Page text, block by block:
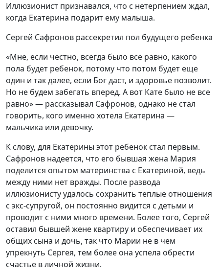
Иллюзионист признавался, что с нетерпением ждал,
когда Екатерина подарит ему малыша.
Сергей Сафронов рассекретил пол будущего ребенка
«Мне, если честно, всегда было все равно, какого
пола будет ребенок, потому что потом будет еще
один и так далее, если Бог даст, и здоровье позволит.
Но не будем забегать вперед. А вот Кате было не все
равно» — рассказывал Сафронов, однако не стал
говорить, кого именно хотела Екатерина —
мальчика или девочку.
К слову, для Екатерины этот ребенок стал первым.
Сафронов надеется, что его бывшая жена Мария
поделится опытом материнства с Екатериной, ведь
между ними нет вражды. После развода
иллюзионисту удалось сохранить теплые отношения
с экс-супругой, он постоянно видится с детьми и
проводит с ними много времени. Более того, Сергей
оставил бывшей жене квартиру и обеспечивает их
общих сына и дочь, так что Марии не в чем
упрекнуть Сергея, тем более она успела обрести
счастье в личной жизни.